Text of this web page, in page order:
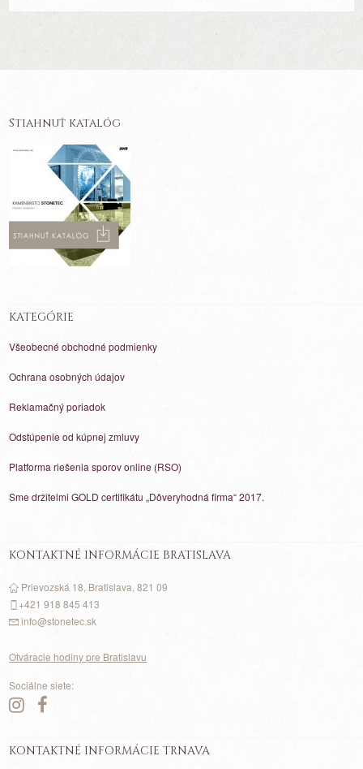
Stiahnuť katalóg
KATEGÓRIE
Všeobecné obchodné podmienky
Ochrana osobných údajov
Reklamačný poriadok
Odstúpenie od kúpnej zmluvy
Platforma riešenia sporov online (RSO)
Sme držitelmi GOLD certifikátu „Dôveryhodná firma“ 2017.
KONTAKTNÉ INFORMÁCIE BRATISLAVA
Prievozská 18, Bratislava, 821 09
+421 918 845 413
info@stonetec.sk
Otváracie hodiny pre Bratislavu
Sociálne siete:
KONTAKTNÉ INFORMÁCIE TRNAVA